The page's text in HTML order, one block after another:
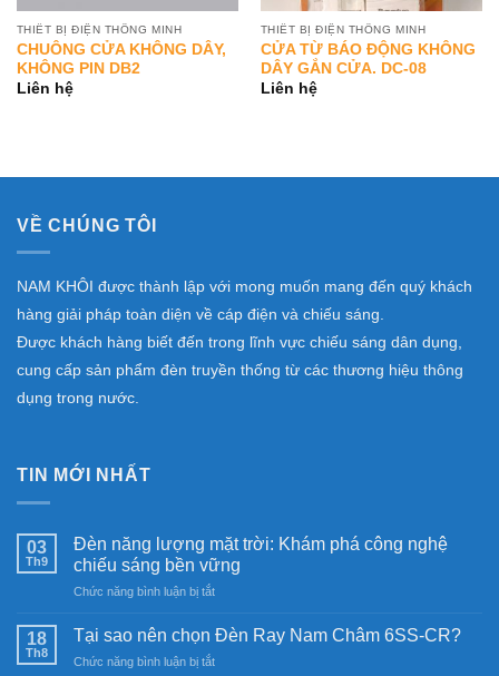
THIẾT BỊ ĐIỆN THÔNG MINH
CHUÔNG CỬA KHÔNG DÂY,
KHÔNG PIN DB2
Liên hệ
THIẾT BỊ ĐIỆN THÔNG MINH
CỬA TỪ BÁO ĐỘNG KHÔNG
DÂY GẮN CỬA. DC-08
Liên hệ
VỀ CHÚNG TÔI
NAM KHÔI được thành lập với mong muốn mang đến quý khách
hàng giải pháp toàn diện về cáp điện và chiếu sáng.
Được khách hàng biết đến trong lĩnh vực chiếu sáng dân dụng,
cung cấp sản phẩm đèn truyền thống từ các thương hiệu thông
dụng trong nước.
TIN MỚI NHẤT
03
Th9
Đèn năng lượng mặt trời: Khám phá công nghệ
chiếu sáng bền vững
Chức năng bình luận bị tắtở
năng
mặt
18
Th8
Tại sao nên chọn Đèn Ray Nam Châm 6SS-CR?
Chức năng bình luận bị tắtở